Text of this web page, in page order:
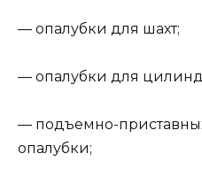
— опалубки для шахт;
— опалубки для
— подъемно-
опалубки;